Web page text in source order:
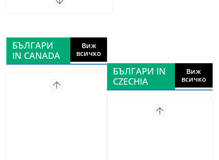
БЪЛГАРИ
IN CANADA
Виж
всичко
БЪЛГАРИ IN
CZECHIA
Виж
всичко